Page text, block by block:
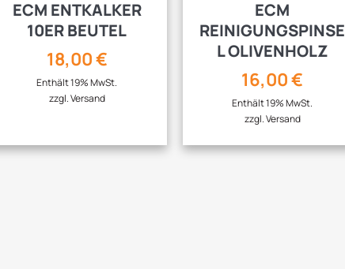
ECM ENTKALKER
10ER BEUTEL
18,00€
Enthält 19% MwSt.
zzgl.Versand
ECM
REINIGUNGSPINSE
L OLIVENHOLZ
16,00€
Enthält 19% MwSt.
zzgl.Versand